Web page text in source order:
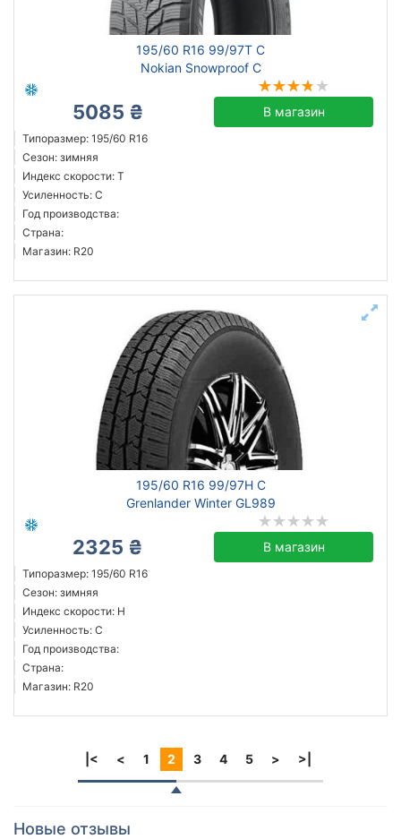
195/60 R16 99/97T C
Nokian Snowproof C
5085 ₴ В магазин
Типоразмер: 195/60 R16
Сезон: зимняя
Индекс скорости: T
Усиленность: C
Год производства:
Страна:
Магазин: R20
195/60 R16 99/97H C
Grenlander Winter GL989
2325 ₴ В магазин
Типоразмер: 195/60 R16
Сезон: зимняя
Индекс скорости: H
Усиленность: C
Год производства:
Страна:
Магазин: R20
|< < 1 2 3 4 5 > >|
Новые отзывы